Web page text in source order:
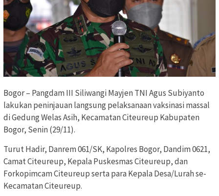
Bogor – Pangdam III Siliwangi Mayjen TNI Agus Subiyanto
lakukan peninjauan langsung pelaksanaan vaksinasi massal
di Gedung Welas Asih, Kecamatan Citeureup Kabupaten
Bogor, Senin (29/11).
Turut Hadir, Danrem 061/SK, Kapolres Bogor, Dandim 0621,
Camat Citeureup, Kepala Puskesmas Citeureup, dan
Forkopimcam Citeureup serta para Kepala Desa/Lurah se-
Kecamatan Citeureup.